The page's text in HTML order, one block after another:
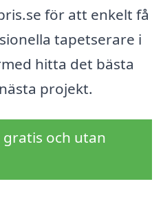
för att enkelt få
tapetserare i
hitta det bästa
projekt.
gratis och utan